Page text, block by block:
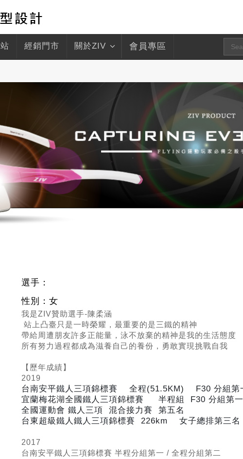
經銷門市 關於ZIV 會員專區
選手：
性別：女
我是ZIV贊助選手-陳柔涵
站上凸臺只是一時榮耀，最重要的是三鐵的精神
帶給周遭朋友許多正能量，泳不放棄的精神是我的生活態度
所有努力過程都成為滋養自己的養份，勇敢實現挑戰自我
【歷年成績】
2019
台南安平鐵人三項錦標賽 全程(51.5KM) F30 分組第
宜蘭梅花湖全國鐵人三項錦標賽 半程組 F30 分組第一
全國運動會 鐵人三項 混合接力賽 第五名
台東超級鐵人鐵人三項錦標賽 226km 女子總排第三名
2017
台南安平鐵人三項錦標賽 半程分組第一 / 全程分組第二